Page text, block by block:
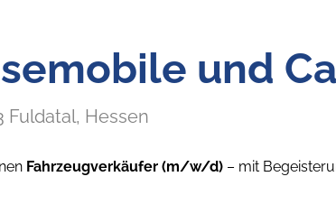
und
Fuldatal, Hessen
Fahrzeugverkäufer (m/w/d) – mit